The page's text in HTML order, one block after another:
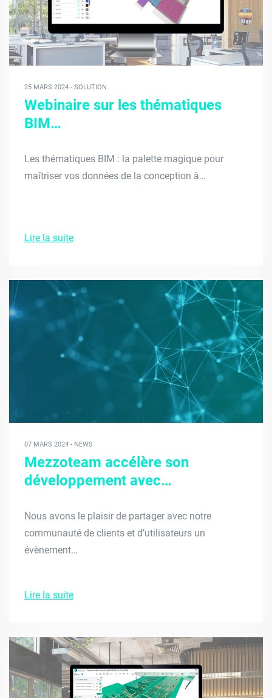
25 MARS 2024 - SOLUTION
Webinaire sur les thématiques
BIM…
Les thématiques BIM : la palette magique pour
maîtriser vos données de la conception à…
Lire la suite
07 MARS 2024 - NEWS
Mezzoteam accélère son
développement avec…
Nous avons le plaisir de partager avec notre
communauté de clients et d’utilisateurs un
évènement…
Lire la suite